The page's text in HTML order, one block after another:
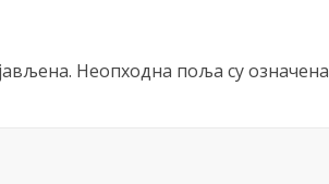
Неопходна поља су означена